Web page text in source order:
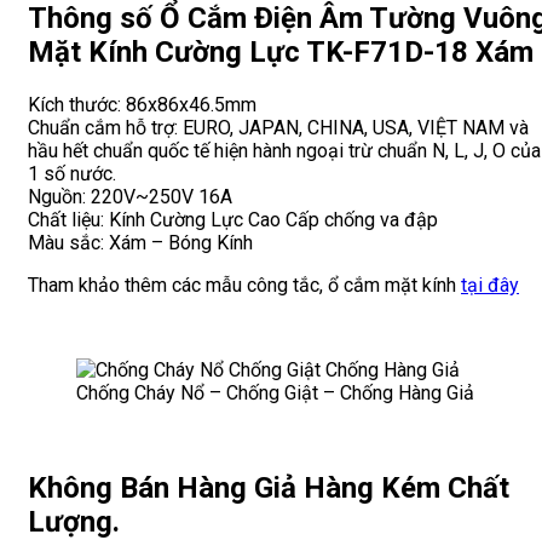
Thông số Ổ Cắm Điện Âm Tường
Mặt Kính Cường Lực TK-F71D-18 Xám
Kích thước: 86x86x46.5mm
Chuẩn cắm hỗ trợ: EURO, JAPAN, CHINA, USA, VIỆT NAM và
hầu hết chuẩn quốc tế hiện hành ngoại trừ chuẩn N, L, J, O của
1 số nước.
Nguồn: 220V~250V 16A
Chất liệu: Kính Cường Lực Cao Cấp chống va đập
Màu sắc: Xám – Bóng Kính
Tham khảo thêm các mẫu công tắc, ổ cắm mặt kính tại đây
Chống Cháy Nổ – Chống Giật – Chống Hàng Giả
Không Bán Hàng Giả Hàng Kém Chất
Lượng.